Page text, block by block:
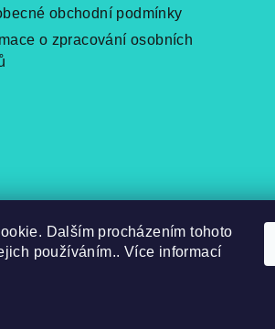
Dalším procházením tohoto
používáním.. Více informací
obchodní podmínky
o zpracování osobních